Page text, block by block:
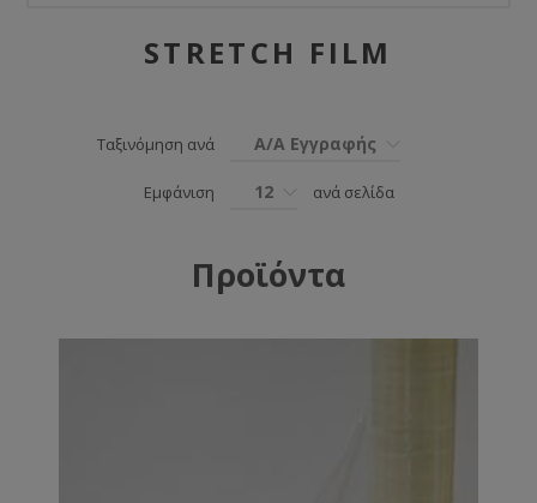
STRETCH FILM
Ταξινόμηση ανά Α/Α Εγγραφής
Εμφάνιση 12 ανά σελίδα
Προϊόντα